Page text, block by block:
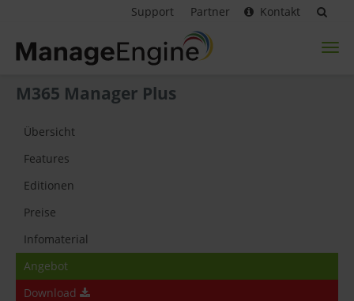
Support Partner Kontakt
M365 Manager Plus
Übersicht
Features
Editionen
Preise
Infomaterial
Angebot
Download